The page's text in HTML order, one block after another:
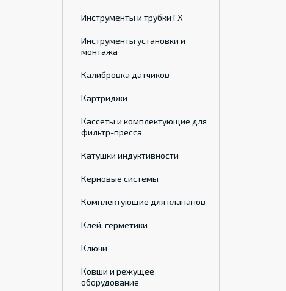
Инструменты и трубки ГХ
Инструменты установки и
монтажа
Калибровка датчиков
Картриджи
Кассеты и комплектующие для
фильтр-пресса
Катушки индуктивности
Керновые системы
Комплектующие для клапанов
Клей, герметики
Ключи
Ковши и режущее
оборудование